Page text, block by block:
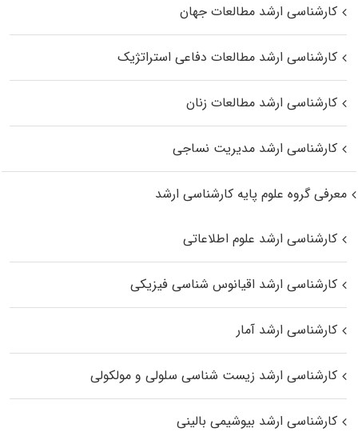
کارشناسی ارشد مطالعات جهان
کارشناسی ارشد مطالعات دفاعی استراتژیک
کارشناسی ارشد مطالعات زنان
کارشناسی ارشد مدیریت نساجی
معرفی گروه علوم پایه کارشناسی ارشد
کارشناسی ارشد علوم اطلاعاتی
کارشناسی ارشد اقیانوس‌ شناسی فیزیکی
کارشناسی ارشد آمار
کارشناسی ارشد زیست شناسی سلولی و مولکولی
کارشناسی ارشد بیوشیمی بالینی